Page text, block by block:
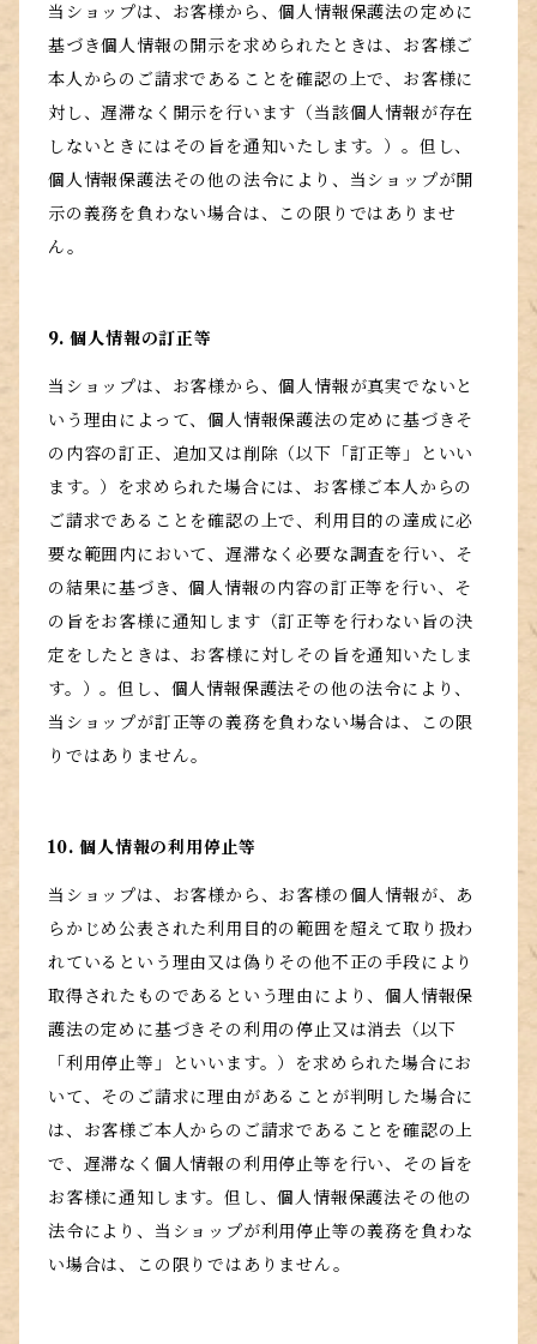
当ショップは、お客様から、個人情報保護法の定めに
基づき個人情報の開示を求められたときは、お客様ご
本人からのご請求であることを確認の上で、お客様に
対し、遅滞なく開示を行います（当該個人情報が存在
しないときにはその旨を通知いたします。）。但し、
個人情報保護法その他の法令により、当ショップが開
示の義務を負わない場合は、この限りではありませ
ん。
9. 個人情報の訂正等
当ショップは、お客様から、個人情報が真実でないと
いう理由によって、個人情報保護法の定めに基づきそ
の内容の訂正、追加又は削除（以下「訂正等」といい
ます。）を求められた場合には、お客様ご本人からの
ご請求であることを確認の上で、利用目的の達成に必
要な範囲内において、遅滞なく必要な調査を行い、そ
の結果に基づき、個人情報の内容の訂正等を行い、そ
の旨をお客様に通知します（訂正等を行わない旨の決
定をしたときは、お客様に対しその旨を通知いたしま
す。）。但し、個人情報保護法その他の法令により、
当ショップが訂正等の義務を負わない場合は、この限
りではありません。
10. 個人情報の利用停止等
当ショップは、お客様から、お客様の個人情報が、あ
らかじめ公表された利用目的の範囲を超えて取り扱わ
れているという理由又は偽りその他不正の手段により
取得されたものであるという理由により、個人情報保
護法の定めに基づきその利用の停止又は消去（以下
「利用停止等」といいます。）を求められた場合にお
いて、そのご請求に理由があることが判明した場合に
は、お客様ご本人からのご請求であることを確認の上
で、遅滞なく個人情報の利用停止等を行い、その旨を
お客様に通知します。但し、個人情報保護法その他の
法令により、当ショップが利用停止等の義務を負わな
い場合は、この限りではありません。